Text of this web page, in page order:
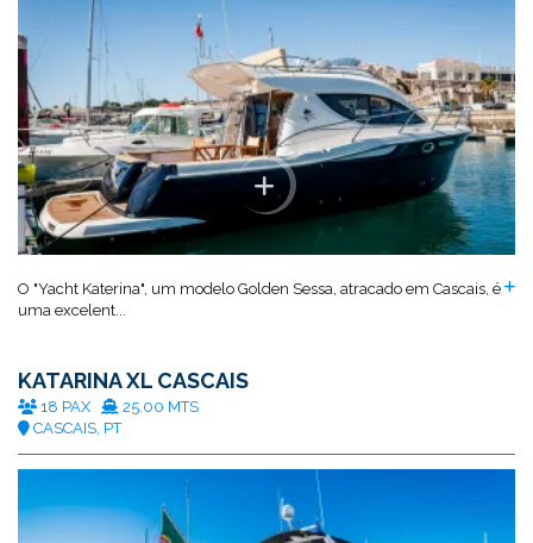
O "Yacht Katerina", um modelo Golden Sessa, atracado em Cascais, é
uma excelent...
KATARINA XL CASCAIS
18 PAX
25.00 MTS
CASCAIS, PT